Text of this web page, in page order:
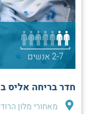
2-7 אנשים
חדר בריחה אליס
מאחורי מלון